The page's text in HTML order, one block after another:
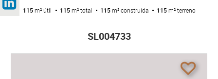
115m² útil 115m² total 115m² construída 115m² terreno
SL004733